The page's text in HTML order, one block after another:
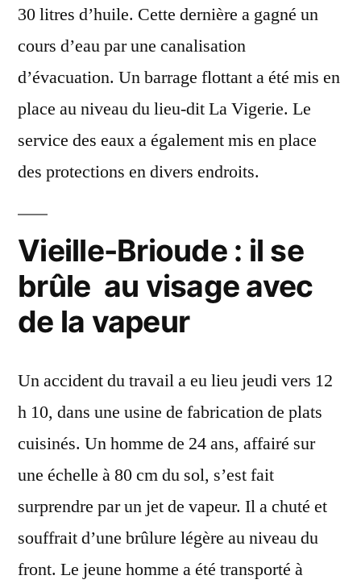
30 litres d’huile. Cette dernière a gagné un
cours d’eau par une canalisation
d’évacuation. Un barrage flottant a été mis en
place au niveau du lieu-dit La Vigerie. Le
service des eaux a également mis en place
des protections en divers endroits.
Vieille-Brioude : il se
brûle au visage avec
de la vapeur
Un accident du travail a eu lieu jeudi vers 12
h 10, dans une usine de fabrication de plats
cuisinés. Un homme de 24 ans, affairé sur
une échelle à 80 cm du sol, s’est fait
surprendre par un jet de vapeur. Il a chuté et
souffrait d’une brûlure légère au niveau du
front. Le jeune homme a été transporté à